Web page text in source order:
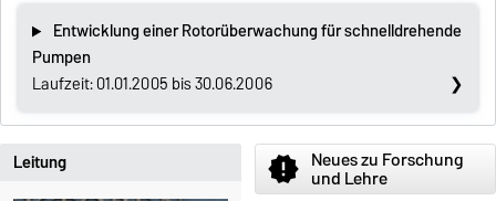
Entwicklung einer Rotorüberwachung für schnelldrehende
Pumpen
Laufzeit: 01.01.2005 bis 30.06.2006
Leitung new_releases Neues zu Forschung
und Lehre